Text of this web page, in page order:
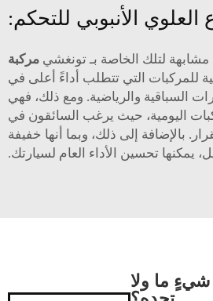
العلوي الأنبوبي للتحكم:
مشابهة لتلك الخاصة بـ تونغشي مركبة
للمركبات التي تتطلب أداءً أعلى في
السباقية والرياضية. ومع ذلك، فهي
اليومية، حيث يرغب السائقون في
بالإضافة إلى ذلك، وبما أنها خفيفة
يمكنها تحسين الأداء العام لسيارتك.
ما ولا